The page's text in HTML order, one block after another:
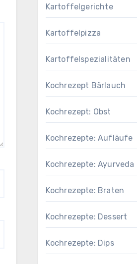
Kartoffelgerichte
Kartoffelpizza
Kartoffelspezialitäten
Kochrezept Bärlauch
Kochrezept: Obst
Kochrezepte: Aufläufe
Kochrezepte: Ayurveda
Kochrezepte: Braten
Kochrezepte: Dessert
Kochrezepte: Dips